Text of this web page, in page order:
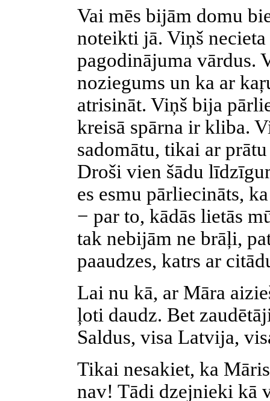
Vai mēs bijām domu
noteikti jā. Viņš
pagodinājuma vārdus.
noziegums un ka ar
atrisināt. Viņš bija
kreisā spārna ir kliba.
sadomātu, tikai ar
Droši vien šādu
es esmu pārliecināts,
− par to, kādās lietās
tak nebijām ne brāļi,
paaudzes, katrs ar
Lai nu kā, ar Māra
ļoti daudz. Bet
Saldus, visa Latvija,
Tikai nesakiet, ka
nav! Tādi dzejnieki kā